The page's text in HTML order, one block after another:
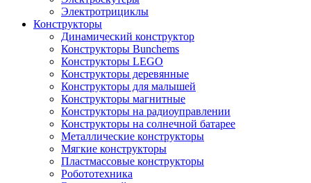
Электротрициклы
Конструкторы
Динамический конструктор
Конструкторы Bunchems
Конструкторы LEGO
Конструкторы деревянные
Конструкторы для малышей
Конструкторы магнитные
Конструкторы на радиоуправлении
Конструкторы на солнечной батарее
Металлические конструкторы
Мягкие конструкторы
Пластмассовые конструкторы
Робототехника